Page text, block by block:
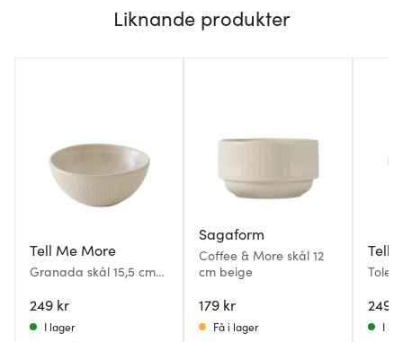
Liknande produkter
Tell Me More
Granada skål 15,5 cm
249 kr
I lager
Sagaform
Coffee & More skål 12
cm beige
179 kr
Få i lager
Tell
249
I